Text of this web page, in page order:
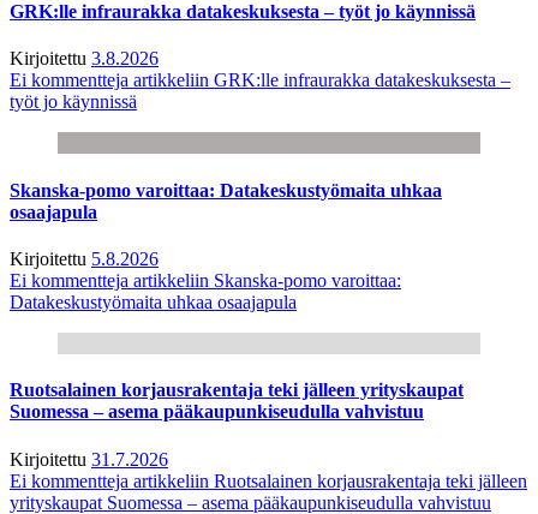
GRK:lle infraurakka datakeskuksesta – työt jo käynnissä
Kirjoitettu 3.8.2026
Ei kommentteja artikkeliin GRK:lle infraurakka datakeskuksesta –
työt jo käynnissä
Skanska-pomo varoittaa: Datakeskustyömaita uhkaa
osaajapula
Kirjoitettu 5.8.2026
Ei kommentteja artikkeliin Skanska-pomo varoittaa:
Datakeskustyömaita uhkaa osaajapula
Ruotsalainen korjausrakentaja teki jälleen yrityskaupat
Suomessa – asema pääkaupunkiseudulla vahvistuu
Kirjoitettu 31.7.2026
Ei kommentteja artikkeliin Ruotsalainen korjausrakentaja teki jälleen
yrityskaupat Suomessa – asema pääkaupunkiseudulla vahvistuu